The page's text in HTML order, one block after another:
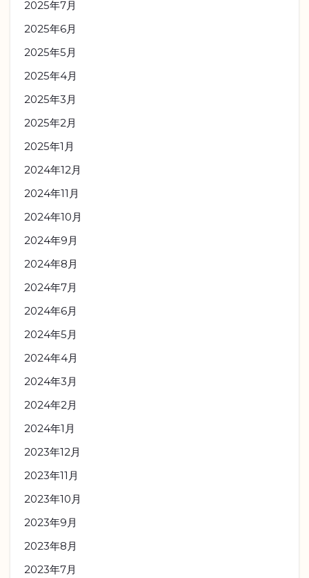
2025年7月
2025年6月
2025年5月
2025年4月
2025年3月
2025年2月
2025年1月
2024年12月
2024年11月
2024年10月
2024年9月
2024年8月
2024年7月
2024年6月
2024年5月
2024年4月
2024年3月
2024年2月
2024年1月
2023年12月
2023年11月
2023年10月
2023年9月
2023年8月
2023年7月